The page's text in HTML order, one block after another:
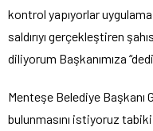
kontrol yapıyorlar
saldırıyı gerçekleştiren
diliyorum Başkanımıza “dedi.
Menteşe Belediye Başkanı
bulunmasını istiyoruz